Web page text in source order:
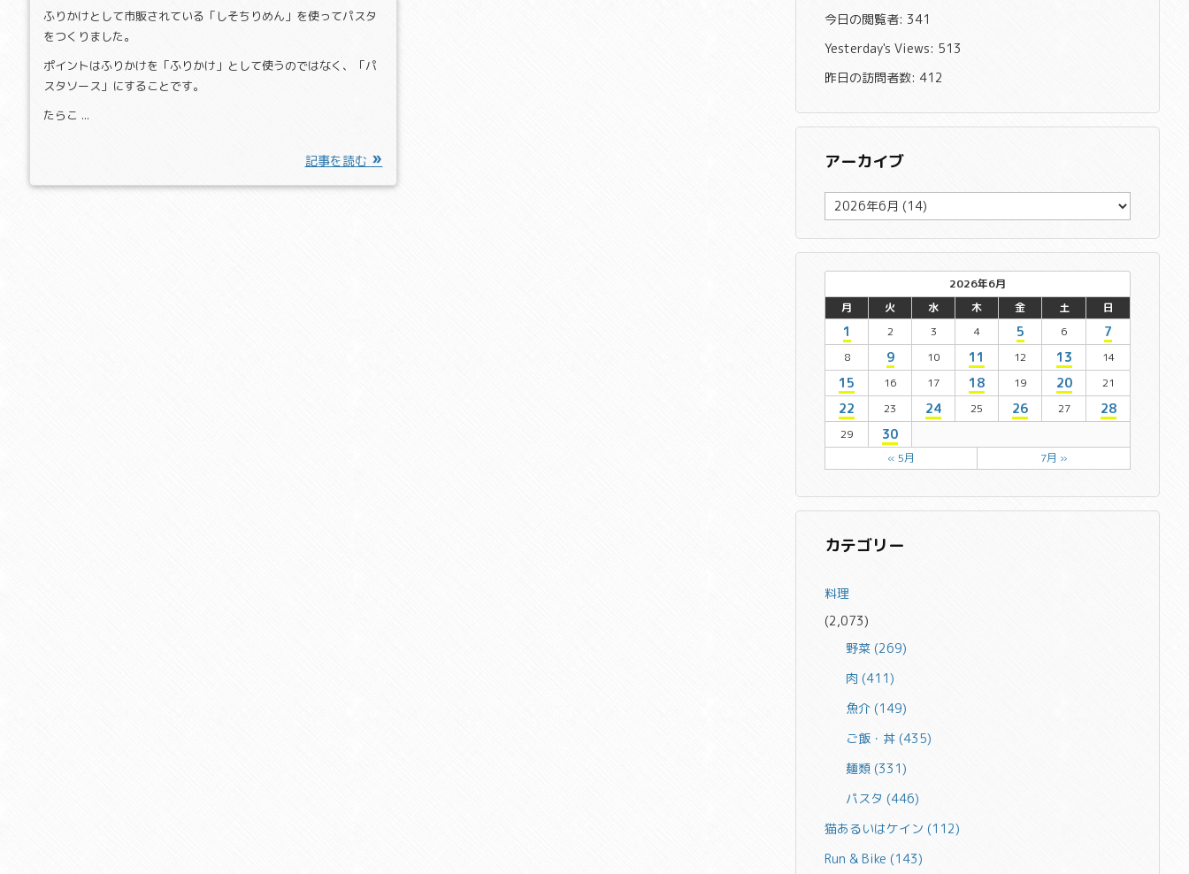
ふりかけとして市販されている「しそちりめん」を使ってパスタ
をつくりました。
ポイントはふりかけを「ふりかけ」として使うのではなく、「パ
スタソース」にすることです。
たらこ ...
記事を読む
今日の閲覧者: 341
Yesterday's Views: 513
昨日の訪問者数: 412
アーカイブ
ア
ー
カ
イ
ブ
2026年6月
月
火 水 木 金 土 日
1 2 3 4 5 6 7
8 9 10 11 12 13 14
15 16 17 18 19 20 21
22 23 24 25 26 27 28
29 30
« 5月 7月 »
カテゴリー
料理
(2,073)
野菜(269)
肉(411)
魚介(149)
ご飯・丼(435)
麺類(331)
パスタ(446)
猫あるいはケイン (112)
Run & Bike (143)